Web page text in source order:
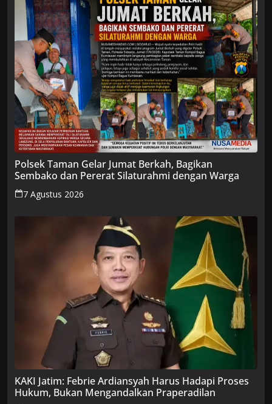
Polsek Taman Gelar Jumat Berkah, Bagikan
Sembako dan Pererat Silaturahmi dengan Warga
7 Agustus 2026
KAKI Jatim: Febrie Ardiansyah Harus Hadapi Proses
Hukum, Bukan Mengandalkan Praperadilan